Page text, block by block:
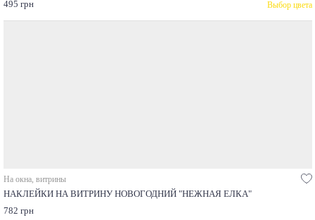
495 грн Выбор цвета
На окна, витрины
НАКЛЕЙКИ НА ВИТРИНУ НОВОГОДНИЙ "НЕЖНАЯ ЕЛКА"
782 грн